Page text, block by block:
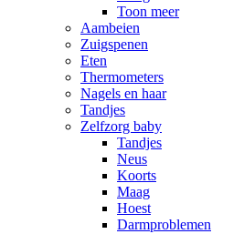
Toon meer
Aambeien
Zuigspenen
Eten
Thermometers
Nagels en haar
Tandjes
Zelfzorg baby
Tandjes
Neus
Koorts
Maag
Hoest
Darmproblemen